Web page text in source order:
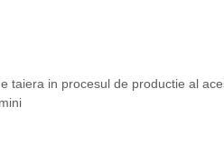
taiera in procesul de productie al